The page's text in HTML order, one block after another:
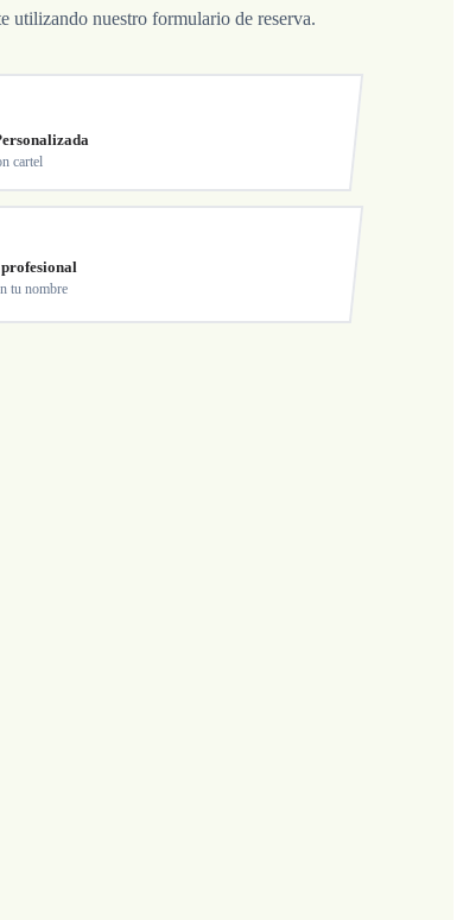
utilizando nuestro formulario de reserva.
cartel
tu nombre